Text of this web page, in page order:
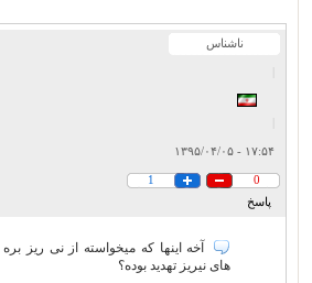
ناشناس
۱۷:۵۴ - ۱۳۹۵/۰۴/۰۵
0
1
پاسخ
آخه اینها که میخواسته از نی ریز
های نیریز تهدید بوده؟